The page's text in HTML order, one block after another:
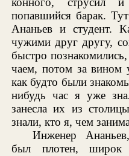
попавшийся барак.
Ананьев и студент.
чужими друг другу,
быстро
чаем, потом за вином
как будто были
нибудь час я уже
занесла их из
знали, кто я, чем
Инженер
был плотен,